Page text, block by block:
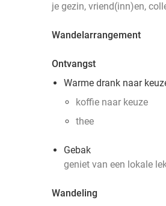
je gezin, vriend(inn)en,
Wandelarrangement
Ontvangst
Warme drank naar
koffie naar keuze
thee
Gebak
geniet van een lokale
Wandeling